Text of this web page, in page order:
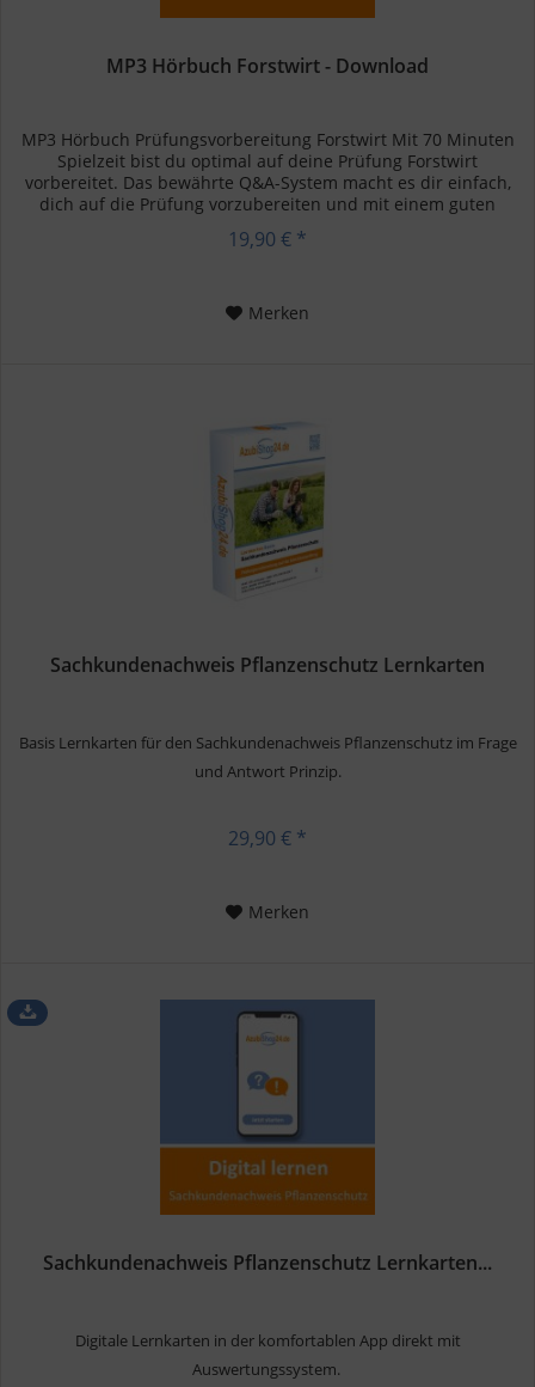
MP3 Hörbuch Forstwirt - Download
MP3 Hörbuch Prüfungsvorbereitung Forstwirt Mit 70 Minuten
Spielzeit bist du optimal auf deine Prüfung Forstwirt
vorbereitet. Das bewährte Q&A-System macht es dir einfach,
dich auf die Prüfung vorzubereiten und mit einem guten
Gefühl in...
19,90 € *
Merken
Sachkundenachweis Pflanzenschutz Lernkarten
Basis Lernkarten für den Sachkundenachweis Pflanzenschutz im Frage
und Antwort Prinzip.
29,90 € *
Merken
Sachkundenachweis Pflanzenschutz Lernkarten...
Digitale Lernkarten in der komfortablen App direkt mit
Auswertungssystem.